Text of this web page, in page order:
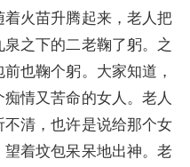
火苗升腾起来，老人把
之下的二老鞠了躬。之
也鞠个躬。大家知道，
情又苦命的女人。老人
清，也许是说给那个女
着坟包呆呆地出神。老